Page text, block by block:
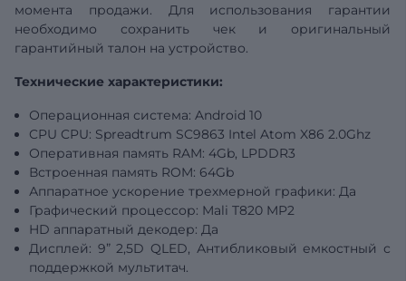
момента продажи. Для использования гарантии
необходимо сохранить чек и оригинальный
гарантийный талон на устройство.
Технические характеристики:
Операционная система: Android 10
CPU CPU: Spreadtrum SC9863 Intel Atom X86 2.0Ghz
Оперативная память RAM: 4Gb, LPDDR3
Встроенная память ROM: 64Gb
Аппаратное ускорение трехмерной графики: Да
Графический процессор: Mali T820 MP2
HD аппаратный декодер: Да
Дисплей: 9” 2,5D QLED, Антибликовый емкостный с
поддержкой мультитач.